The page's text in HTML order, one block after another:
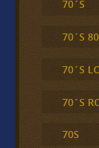
70´S
70´S
70´S
70´S
70S